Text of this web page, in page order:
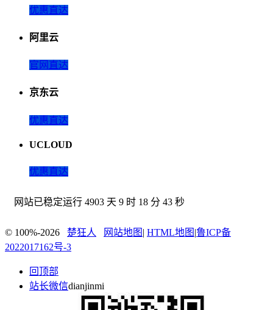
优惠直达
阿里云
官网直达
京东云
优惠直达
UCLOUD
优惠直达
网站已稳定运行 4903 天 9 时 18 分 43 秒
© 100%-2026 楚狂人 网站地图 | HTML地图 |鲁ICP备
2022017162号-3
回顶部
站长微信dianjinmi